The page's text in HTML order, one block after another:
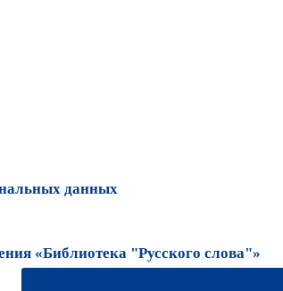
данных
«Библиотека "Русского слова"»